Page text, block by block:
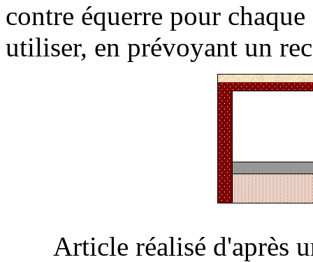
contre équerre pour
utiliser, en prévoyant un
Article réalisé d'après